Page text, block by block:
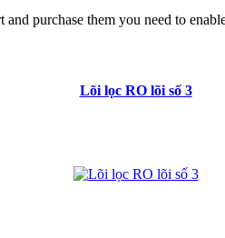
purchase them you need to
Lõi lọc RO lõi số 3